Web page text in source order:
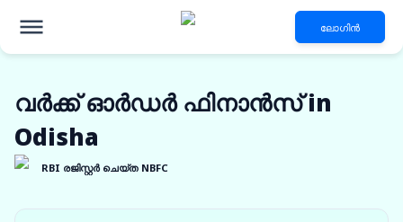
ലോഗിൻ
വർക്ക് ഓർഡർ ഫിനാൻസ് in
Odisha
RBI രജിസ്റ്റർ ചെയ്ത NBFC